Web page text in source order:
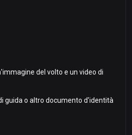
del volto e un video di
guida o altro documento d'identità